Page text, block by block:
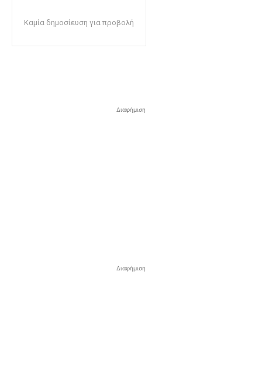
Καμία δημοσίευση για προβολή
Διαφήμιση
Διαφήμιση